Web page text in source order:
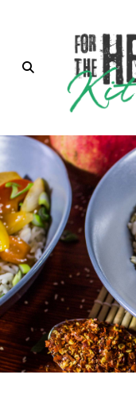
for
Hearts
die
mit
von